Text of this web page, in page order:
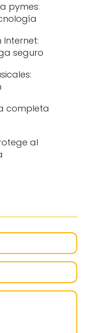
pymes:
seguro
completa
al